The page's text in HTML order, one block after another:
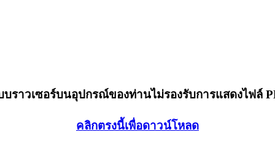
บราวเซอร์บนอุปกรณ์ของท่านไม่รองรับการแสดงไฟล์
คลิกตรงนี้เพื่อดาวน์โหลด